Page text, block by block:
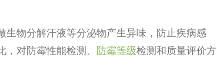
物分解汗液等分泌物产生异味，防止疾病感
对防霉性能检测、 防霉等级检测和质量评价方